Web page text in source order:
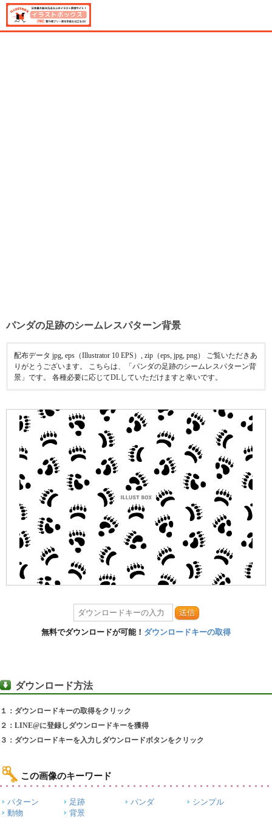
パンダの足跡のシームレスパターン背景
配布データ jpg, eps（Illustrator 10 EPS）, zip（eps, jpg, png） ご覧いただきあ
りがとうございます。 こちらは、「パンダの足跡のシームレスパターン背
景」です。 各種必要に応じてDLしていただけますと幸いです。
送信
無料でダウンロードが可能！ ダウンロードキーの取得
ダウンロード方法
１：ダウンロードキーの取得をクリック
２：LINE@に登録しダウンロードキーを獲得
３：ダウンロードキーを入力しダウンロードボタンをクリック
この画像のキーワード
パターン 足跡 パンダ
シンプル
動物
背景